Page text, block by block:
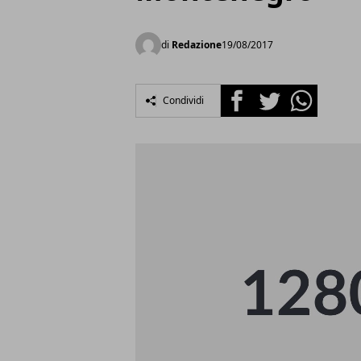
di Redazione19/08/2017
Condividi FacebookTwitterWhatsapp